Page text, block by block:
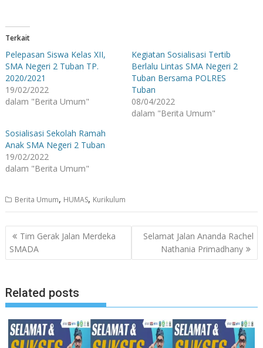
Terkait
Pelepasan Siswa Kelas XII,
SMA Negeri 2 Tuban TP.
2020/2021
19/02/2022
dalam "Berita Umum"
Kegiatan Sosialisasi Tertib
Berlalu Lintas SMA Negeri 2
Tuban Bersama POLRES
Tuban
08/04/2022
dalam "Berita Umum"
Sosialisasi Sekolah Ramah
Anak SMA Negeri 2 Tuban
19/02/2022
dalam "Berita Umum"
Berita Umum, HUMAS, Kurikulum
Navigasi
pos
Tim Gerak Jalan Merdeka
SMADA
Selamat Jalan Ananda Rachel
Nathania Primadhany
Related posts